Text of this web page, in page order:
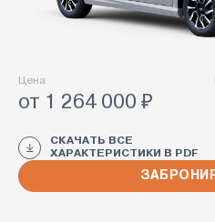
Цена
от 1 264 000 ₽
СКАЧАТЬ ВСЕ
ХАРАКТЕРИСТИКИ В PDF